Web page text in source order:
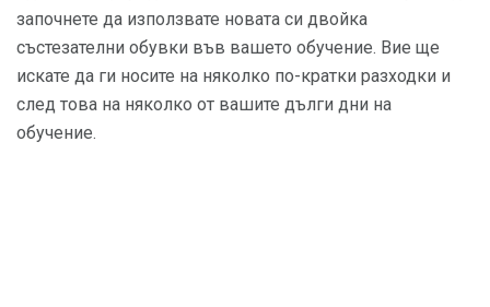
започнете да използвате новата си двойка
състезателни обувки във вашето обучение. Вие ще
искате да ги носите на няколко по-кратки разходки и
след това на няколко от вашите дълги дни на
обучение.